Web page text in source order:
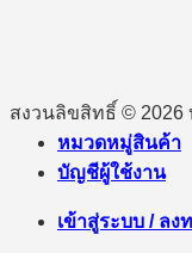
สงวนลิขสิทธิ์ © 2026
หมวดหมู่สินค้า
บัญชีผู้ใช้งาน
เข้าสู่ระบบ / ลง